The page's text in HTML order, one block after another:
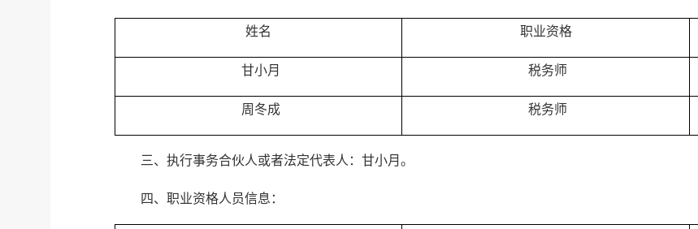
姓名 职业资格
甘小月 税务师
周冬成 税务师
三、执行事务合伙人或者法定代表人：甘小月。
四、职业资格人员信息：